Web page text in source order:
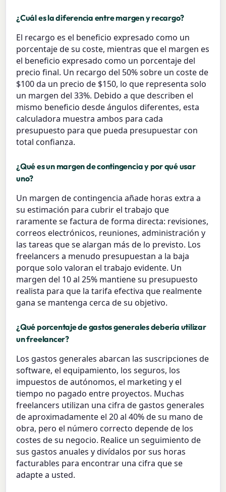
¿Cuál es la diferencia entre margen y recargo?
El recargo es el beneficio expresado como un
porcentaje de su coste, mientras que el margen es
el beneficio expresado como un porcentaje del
precio final. Un recargo del 50% sobre un coste de
$100 da un precio de $150, lo que representa solo
un margen del 33%. Debido a que describen el
mismo beneficio desde ángulos diferentes, esta
calculadora muestra ambos para cada
presupuesto para que pueda presupuestar con
total confianza.
¿Qué es un margen de contingencia y por qué usar
uno?
Un margen de contingencia añade horas extra a
su estimación para cubrir el trabajo que
raramente se factura de forma directa: revisiones,
correos electrónicos, reuniones, administración y
las tareas que se alargan más de lo previsto. Los
freelancers a menudo presupuestan a la baja
porque solo valoran el trabajo evidente. Un
margen del 10 al 25% mantiene su presupuesto
realista para que la tarifa efectiva que realmente
gana se mantenga cerca de su objetivo.
¿Qué porcentaje de gastos generales debería utilizar
un freelancer?
Los gastos generales abarcan las suscripciones de
software, el equipamiento, los seguros, los
impuestos de autónomos, el marketing y el
tiempo no pagado entre proyectos. Muchas
freelancers utilizan una cifra de gastos generales
de aproximadamente el 20 al 40% de su mano de
obra, pero el número correcto depende de los
costes de su negocio. Realice un seguimiento de
sus gastos anuales y divídalos por sus horas
facturables para encontrar una cifra que se
adapte a usted.